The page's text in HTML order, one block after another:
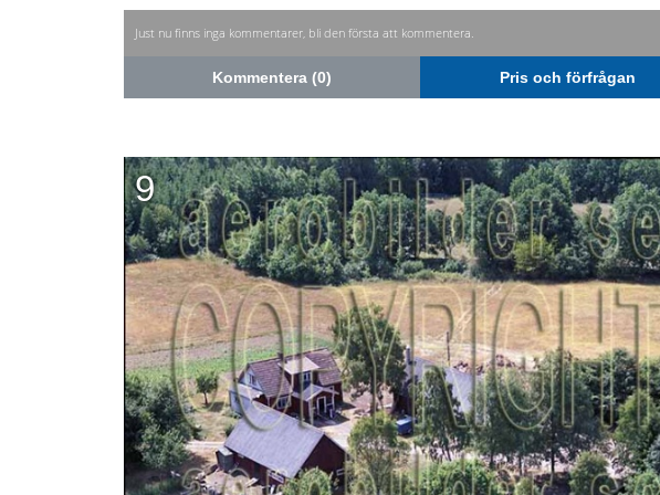
Just nu finns inga kommentarer, bli den första att kommentera.
Kommentera (0) Pris och förfrågan
9